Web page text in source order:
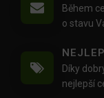
Během
o stavu
Díky
nejlepší